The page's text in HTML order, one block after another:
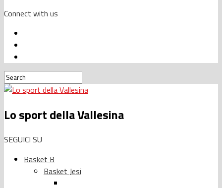
Connect with us
Lo sport della Vallesina
SEGUICI SU
Basket B
Basket Jesi